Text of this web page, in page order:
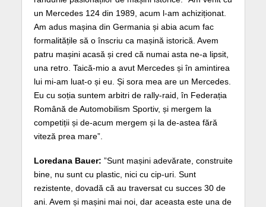
un Mercedes 124 din 1989, acum l-am achiziționat.
Am adus mașina din Germania și abia acum fac
formalitățile să o înscriu ca mașină istorică. Avem
patru mașini acasă și cred că numai asta ne-a lipsit,
una retro. Taică-mio a avut Mercedes și în amintirea
lui mi-am luat-o și eu. Și sora mea are un Mercedes.
Eu cu soția suntem arbitri de rally-raid, în Federația
Română de Automobilism Sportiv, și mergem la
competiții și de-acum mergem și la de-astea fără
viteză prea mare”.
Loredana Bauer: ”Sunt mașini adevărate, construite
bine, nu sunt cu plastic, nici cu cip-uri. Sunt
rezistente, dovadă că au traversat cu succes 30 de
ani. Avem și mașini mai noi, dar aceasta este una de